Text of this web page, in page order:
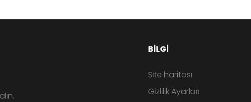
BILGI
Site haritası
Gizlilik Ayarları